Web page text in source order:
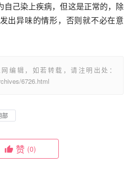
自己染上疾病，但这是正常的，除
出异味的情形，否则就不必在意
编辑，如若转载，请注明出处：
6726.html
部
赞 (0)